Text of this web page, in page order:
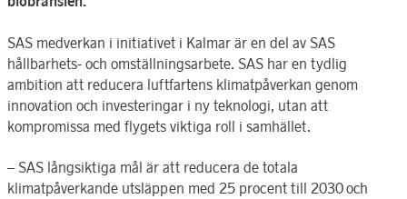
SAS medverkan i initiativet i Kalmar är en del av SAS
hållbarhets- och omställningsarbete. SAS har en tydlig
ambition att reducera luftfartens klimatpåverkan genom
innovation och investeringar i ny teknologi, utan att
kompromissa med flygets viktiga roll i samhället.
– SAS långsiktiga mål är att reducera de totala
klimatpåverkande utsläppen med 25 procent till 2030och